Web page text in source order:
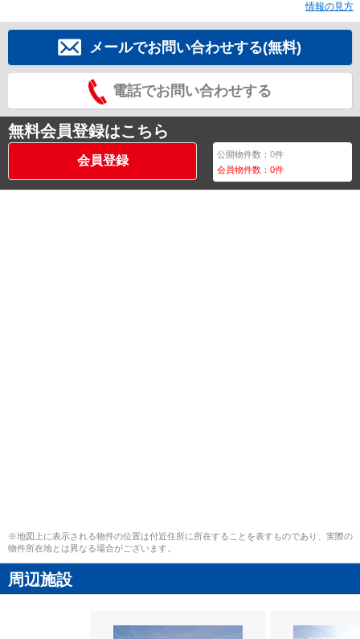
情報の見方
メールでお問い合わせする(無料)
電話でお問い合わせする
無料会員登録はこちら
会員登録 公開物件数：0件
会員物件数：0件
※地図上に表示される物件の位置は付近住所に所在することを表すものであり、実際の
物件所在地とは異なる場合がございます。
周辺施設